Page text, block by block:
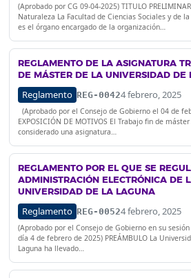
(Aprobado por CG 09-04-2025) TITULO
Naturaleza La Facultad de Ciencias Sociales y de
es el órgano encargado de la organización…
REGLAMENTO DE LA ASIGNATURA
DE MÁSTER DE LA UNIVERSIDAD DE
Reglamento REG-00424 febrero, 2025
(Aprobado por el Consejo de Gobierno el 04 de
EXPOSICIÓN DE MOTIVOS El Trabajo fin de
considerado una asignatura…
REGLAMENTO POR EL QUE SE
ADMINISTRACIÓN ELECTRÓNICA DE
UNIVERSIDAD DE LA LAGUNA​
Reglamento REG-00524 febrero, 2025
(Aprobado por el Consejo de Gobierno en su
día 4 de febrero de 2025)​ PREÁMBULO​ La
Laguna ha llevado…